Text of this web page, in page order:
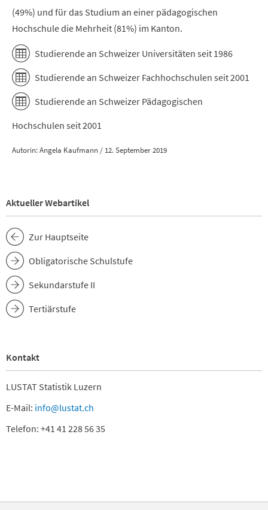
(49%) und für das Studium an einer pädagogischen
Hochschule die Mehrheit (81%) im Kanton.
Studierende an Schweizer Universitäten seit 1986
Studierende an Schweizer Fachhochschulen seit 2001
Studierende an Schweizer Pädagogischen
Hochschulen seit 2001
Autorin: Angela Kaufmann / 12. September 2019
Aktueller Webartikel
Zur Hauptseite
Obligatorische Schulstufe
Sekundarstufe II
Tertiärstufe
Kontakt
LUSTAT Statistik Luzern
E-Mail: info@lustat.ch
Telefon: +41 41 228 56 35